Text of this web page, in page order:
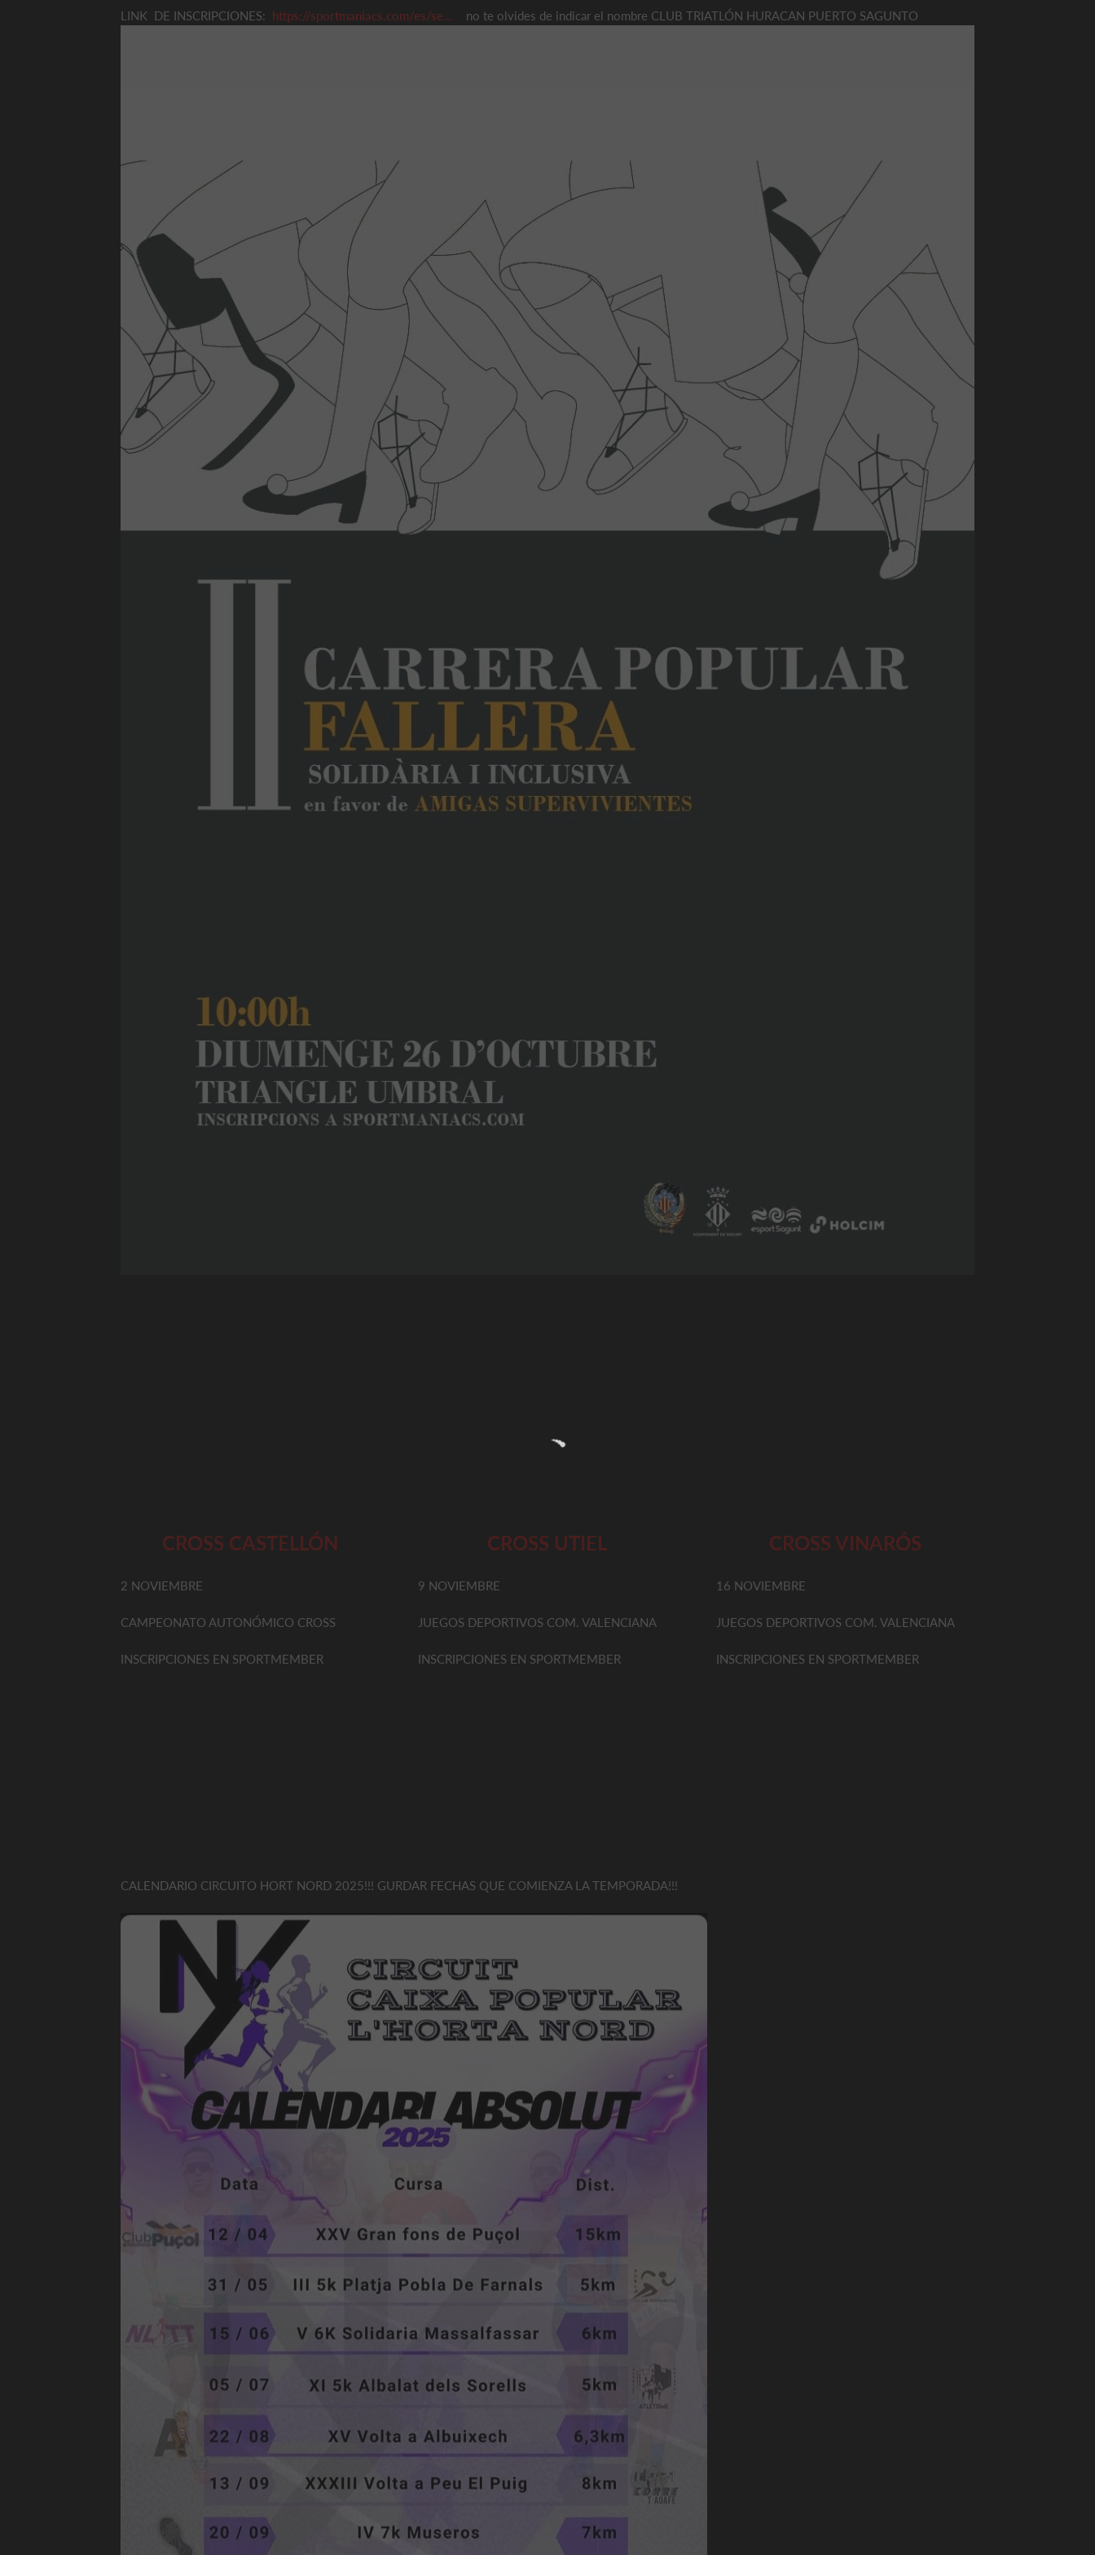
LINK DE INSCRIPCIONES: https://sportmaniacs.com/es/se... no te olvides de indicar el nombre CLUB TRIATLÓN HURACAN PUERTO SAGUNTO
CROSS CASTELLÓN
2 NOVIEMBRE
CAMPEONATO AUTONÓMICO CROSS
INSCRIPCIONES EN SPORTMEMBER
CROSS UTIEL
9 NOVIEMBRE
JUEGOS DEPORTIVOS COM. VALENCIANA
INSCRIPCIONES EN SPORTMEMBER
CROSS VINARÓS
16 NOVIEMBRE
JUEGOS DEPORTIVOS COM. VALENCIANA
INSCRIPCIONES EN SPORTMEMBER
CALENDARIO CIRCUITO HORT NORD 2025!!! GURDAR FECHAS QUE COMIENZA LA TEMPORADA!!!